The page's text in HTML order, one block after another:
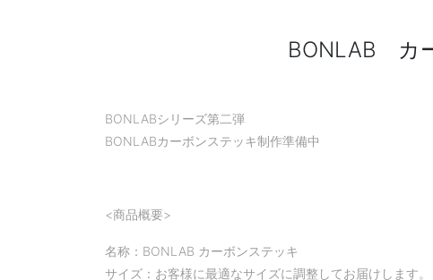
BONLAB カ
BONLABシリーズ第二弾
BONLABカーボンステッキ制作準備中
<商品概要>
名称：BONLAB カーボンステッキ
サイズ：お客様に最適なサイズに調整してお届けします。